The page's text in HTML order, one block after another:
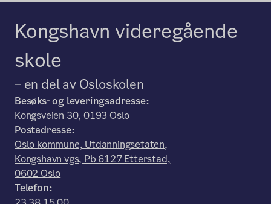
Kongshavn videregående
skole
– en del av Osloskolen
Besøks- og leveringsadresse:
Kongsveien 30, 0193 Oslo
Postadresse:
Oslo kommune, Utdanningsetaten,
Kongshavn vgs, Pb 6127 Etterstad,
0602 Oslo
Telefon: